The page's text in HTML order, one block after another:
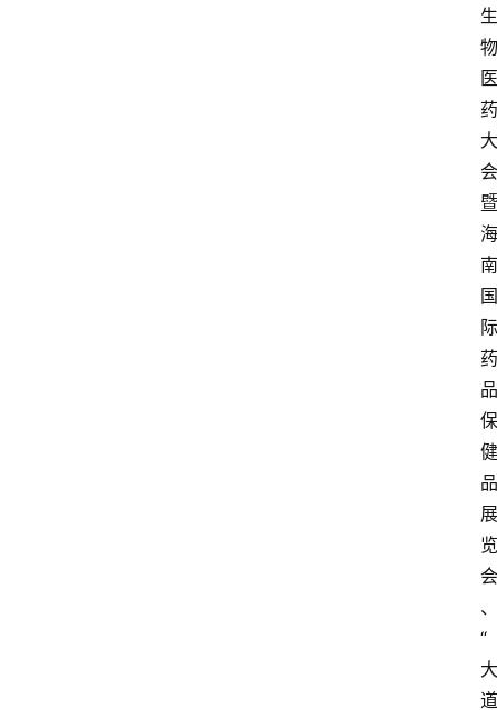
生
物
医
药
大
会
暨
海
南
国
际
药
品
保
健
品
展
览
会
、
“
大
道